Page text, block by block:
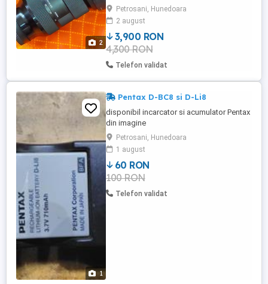
2
polarizare circulara si UV PRETUL ESTE
4200 LEI Obiectivul Sigma 24-70mm f 2.8
DG DN Art este răspunsul așteptat al
fotografilor profesioniști și entuziaști
Sony E care refuză să facă rabat de la
calitate. Reprezentând apogeul ...
Petrosani, Hunedoara
2 august
3,900 RON
4,300 RON
Telefon validat
1
Pentax D-BC8 si D-Li8
disponibil incarcator si acumulator Pentax
din imagine
Petrosani, Hunedoara
1 august
60 RON
100 RON
Telefon validat